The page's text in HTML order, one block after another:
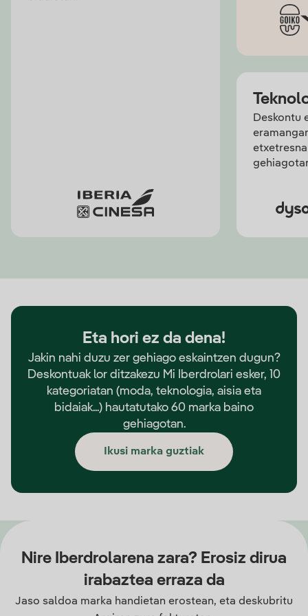
Deskontu
Eta hori ez da dena!
Jakin nahi duzu zer gehiago eskaintzen dugun?
Deskontuak lor ditzakezu Mi Iberdrolari esker, 10
kategoriatan (moda, teknologia, aisia eta
bidaiak...) hautatutako 60 marka baino
gehiagotan.
Ikusi marka guztiak
Nire Iberdrolarena zara? Erosiz dirua
irabaztea erraza da
Jaso saldoa marka handietan erostean, eta deskubritu